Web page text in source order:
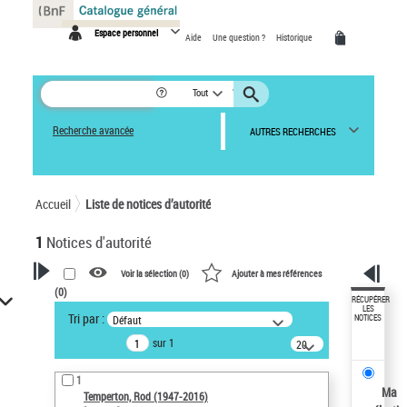
Espace personnel Aide Une question ? Historique
Tout
Recherche avancée AUTRES RECHERCHES
Accueil Liste de notices d’autorité
1 Notices d'autorité
VOTRE RECHERCHE
Recherche avancée dans les
notices d’autorité
Œuvres liées à l'auteur :
Temperton, Rod (1947-2016)
Voir la sélection (0) Ajouter à mes références
(0)
Tri par : Défaut
sur 1
20
résultats/page
1
Temperton, Rod (1947-2016)
RÉCUPÉRER
LES
NOTICES
Ma
Panneau de gestion des cookies